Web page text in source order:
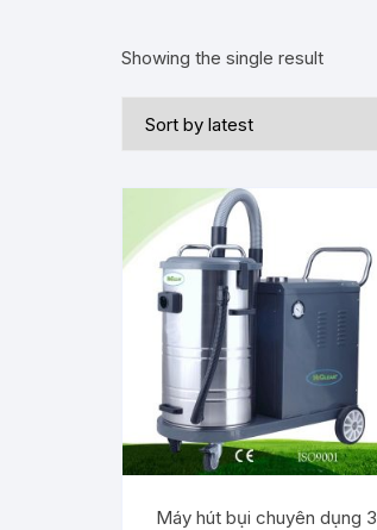
Showing the single result
Máy hút bụi chuyên dụng 3